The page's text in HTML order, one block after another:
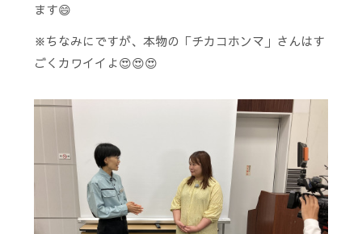
ます😄
※ちなみにですが、本物の「チカコホンマ」さんはす
ごくカワイイよ😍😍😍